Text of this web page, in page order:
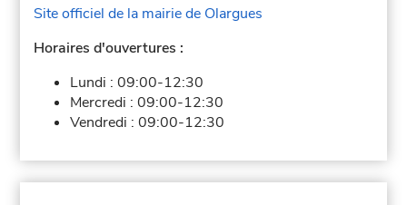
Site officiel de la mairie de Olargues
Horaires d'ouvertures :
Lundi :09:00-12:30
Mercredi :09:00-12:30
Vendredi :09:00-12:30